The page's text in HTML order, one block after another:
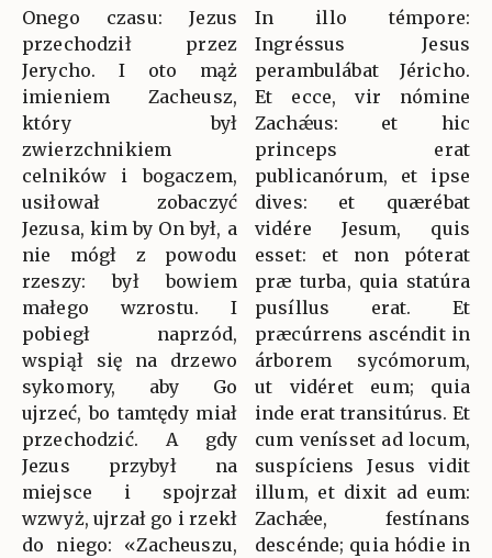
Onego czasu: Jezus
przechodził przez
Jerycho. I oto mąż
imieniem Zacheusz,
który był
zwierzchnikiem
celników i bogaczem,
usiłował zobaczyć
Jezusa, kim by On był, a
nie mógł z powodu
rzeszy: był bowiem
małego wzrostu. I
pobiegł naprzód,
wspiął się na drzewo
sykomory, aby Go
ujrzeć, bo tamtędy miał
przechodzić. A gdy
Jezus przybył na
miejsce i spojrzał
wzwyż, ujrzał go i rzekł
do niego: «Zacheuszu,
In illo témpore:
Ingréssus Jesus
perambulábat Jéricho.
Et ecce, vir nómine
Zachǽus: et hic
princeps erat
publicanórum, et ipse
dives: et quærébat
vidére Jesum, quis
esset: et non póterat
præ turba, quia statúra
pusíllus erat. Et
præcúrrens ascéndit in
árborem sycómorum,
ut vidéret eum; quia
inde erat transitúrus. Et
cum venísset ad locum,
suspíciens Jesus vidit
illum, et dixit ad eum:
Zachǽe, festínans
descénde; quia hódie in